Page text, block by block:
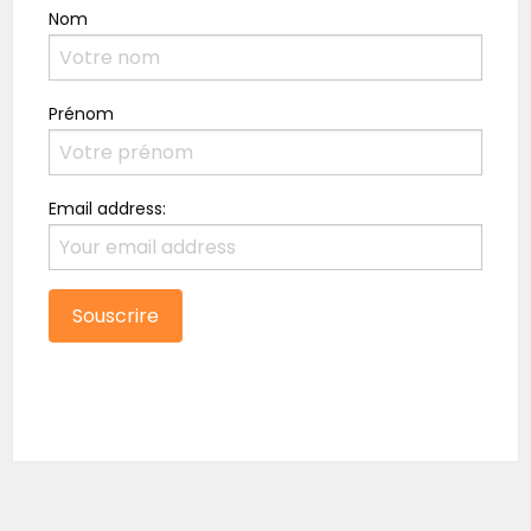
Nom
Prénom
Email address: